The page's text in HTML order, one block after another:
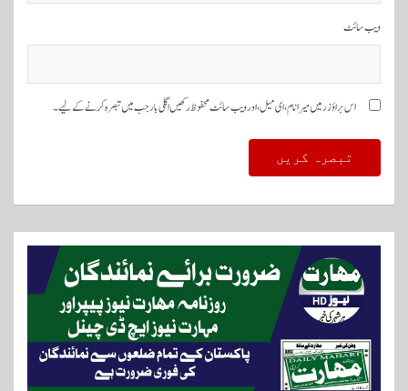
ویب‌ سائٹ
اس براؤزر میں میرا نام، ای میل، اور ویب سائٹ محفوظ رکھیں اگلی بار جب میں تبصرہ کرنے کےلیے۔